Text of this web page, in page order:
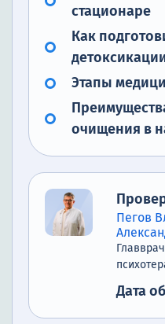
стационаре
Как
Этапы
очищения в
Пегов
Дата